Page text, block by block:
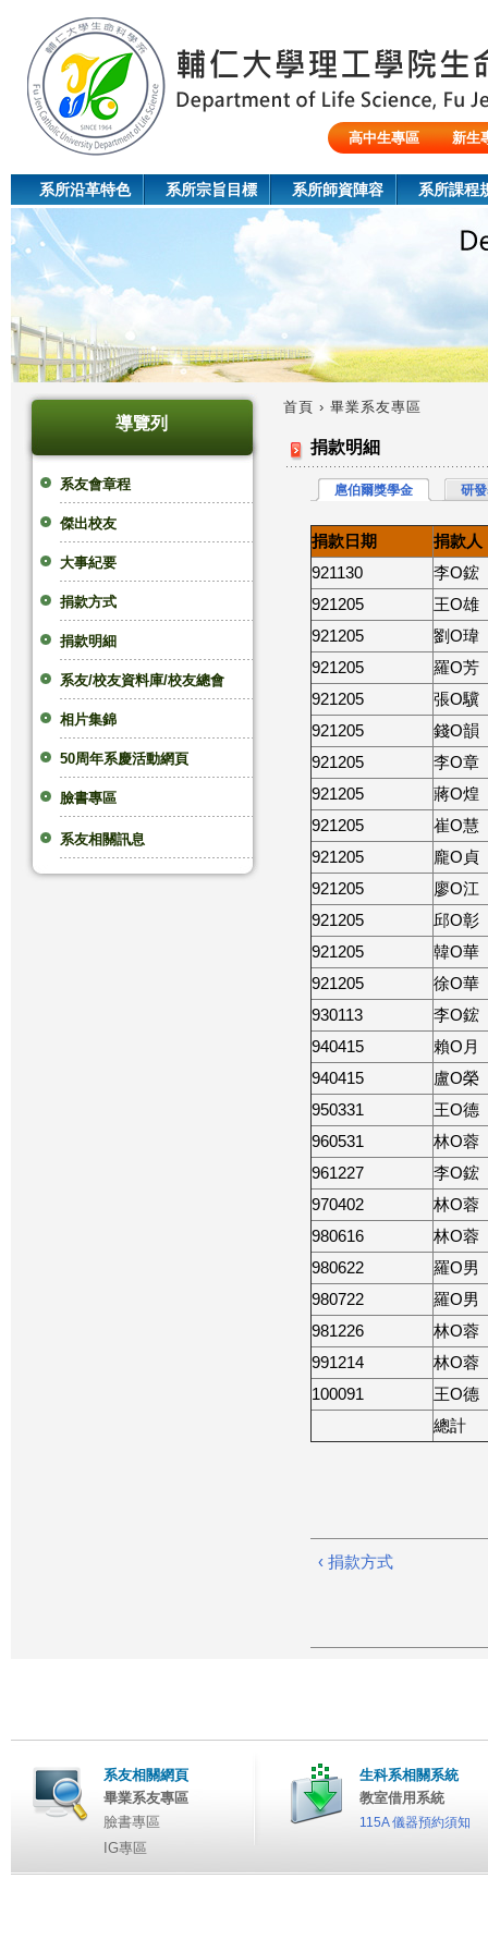
高中生專區
新生
系所沿革特色 系所宗旨目標 系所師資陣容 系所課程
導覽列
系友會章程
傑出校友
大事紀要
捐款方式
捐款明細
系友/校友資料庫/校友總會
相片集錦
50周年系慶活動網頁
臉書專區
系友相關訊息
您
首頁 › 畢業系友專區
捐款明細
扈伯爾獎學金 研
捐款日期
捐款人
921130
李O鋐
921205
王O雄
921205
劉O瑋
921205
羅O芳
921205
張O驥
921205
錢O韻
921205
李O章
921205
蔣O煌
921205
崔O慧
921205
龐O貞
921205
廖O江
921205
邱O彰
921205
韓O華
921205
徐O華
930113
李O鋐
940415
賴O月
940415
盧O榮
950331
王O德
960531
林O蓉
961227
李O鋐
970402
林O蓉
980616
林O蓉
980622
羅O男
980722
羅O男
981226
林O蓉
991214
林O蓉
100091
王O德
總計
‹ 捐款方式
系友相關網頁
畢業系友專區
臉書專區
IG專區
生科系相關系統
教室借用系統
115A 儀器預約須知